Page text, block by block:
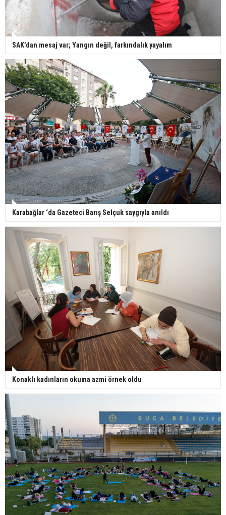
SAK’dan mesaj var; Yangın değil, farkındalık yayalım
Karabağlar ‘da Gazeteci Barış Selçuk saygıyla anıldı
Konaklı kadınların okuma azmi örnek oldu